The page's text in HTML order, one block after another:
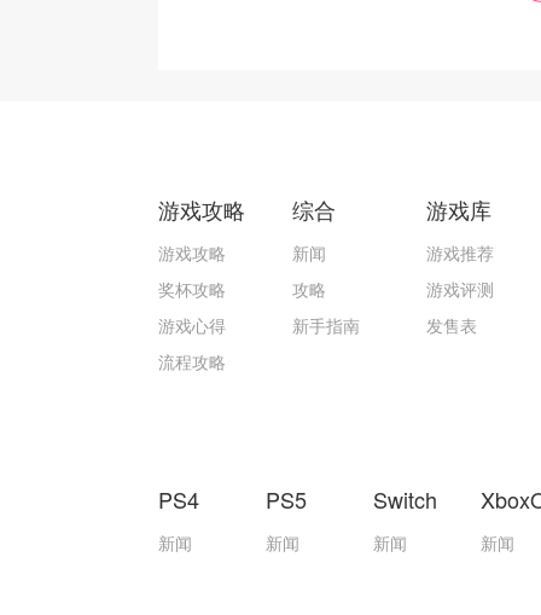
游戏攻略
游戏攻略
奖杯攻略
游戏心得
流程攻略
综合
新闻
攻略
新手指南
游戏库
游戏推荐
游戏评测
发售表
PS4
新闻
PS5
新闻
Switch
新闻 新闻